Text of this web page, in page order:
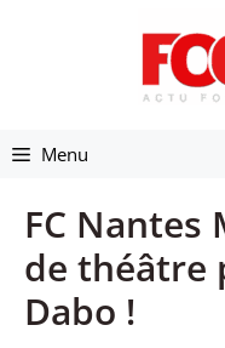
Menu
FC Nantes
de théâtre
Dabo !